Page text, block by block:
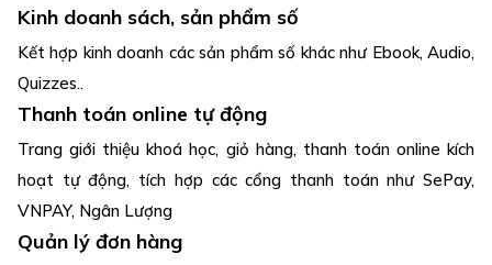
Kinh doanh sách, sản phẩm số
Kết hợp kinh doanh các sản phẩm số khác như Ebook, Audio,
Quizzes..
Thanh toán online tự động
Trang giới thiệu khoá học, giỏ hàng, thanh toán online kích
hoạt tự động, tích hợp các cổng thanh toán như SePay,
VNPAY, Ngân Lượng
Quản lý đơn hàng